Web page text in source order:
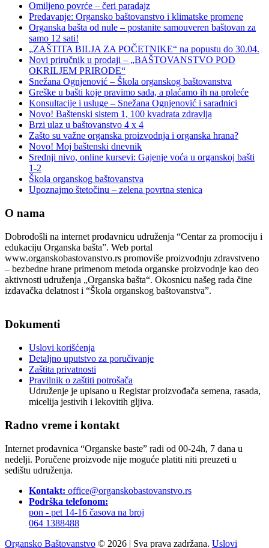
Omiljeno povrće – čeri paradajz
Predavanje: Organsko baštovanstvo i klimatske promene
Organska bašta od nule – postanite samouveren baštovan za
samo 12 sati!
„ZAŠTITA BILJA ZA POČETNIKE“ na popustu do 30.04.
Novi priručnik u prodaji – „BAŠTOVANSTVO POD
OKRILJEM PRIRODE“
Snežana Ognjenović – Škola organskog baštovanstva
Greške u bašti koje pravimo sada, a plaćamo ih na proleće
Konsultacije i usluge – Snežana Ognjenović i saradnici
Novo! Baštenski sistem 1, 100 kvadrata zdravlja
Brzi ulaz u baštovanstvo 4 x 4
Zašto su važne organska proizvodnja i organska hrana?
Novo! Moj baštenski dnevnik
Srednji nivo, online kursevi: Gajenje voća u organskoj bašti
1-2
Škola organskog baštovanstva
Upoznajmo štetočinu – zelena povrtna stenica
O nama
Dobrodošli na internet prodavnicu udruženja “Centar za promociju i
edukaciju Organska bašta”. Web portal
www.organskobastovanstvo.rs promoviše proizvodnju zdravstveno
– bezbedne hrane primenom metoda organske proizvodnje kao deo
aktivnosti udruženja „Organska bašta“. Okosnicu našeg rada čine
izdavačka delatnost i “Škola organskog baštovanstva”.
Dokumenti
Uslovi korišćenja
Detaljno uputstvo za poručivanje
Zaštita privatnosti
Pravilnik o zaštiti potrošača
Udruženje je upisano u Registar proizvođača semena, rasada,
micelija jestivih i lekovitih gljiva.
Radno vreme i kontakt
Internet prodavnica “Organske baste” radi od 00-24h, 7 dana u
nedelji. Poručene proizvode nije moguće platiti niti preuzeti u
sedištu udruženja.
Kontakt: office@organskobastovanstvo.rs
Podrška telefonom:
pon - pet 14-16 časova na broj
064 1388488
Organsko Baštovanstvo © 2026 | Sva prava zadržana. Uslovi